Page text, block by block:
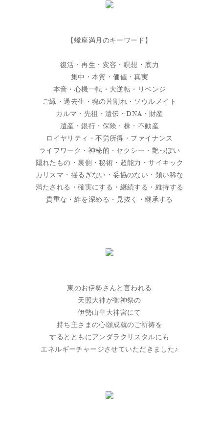
【蠍座満月のキーワード】
復活・再生・変容・瞑想・底力
集中・本質・価値・真実
本音・心機一転・大逆転・リベンジ
ご縁・過去生・魂の片割れ・ソウルメイト
カルマ・先祖・遺伝・DNA・財産
遺産・銀行・保険・株・不動産
ロイヤリティ・不労所得・ファイナンス
ライフワーク・神秘的・セクシー・艶っぽい
隠れたもの・裏側・秘術・超能力・サイキック
カリスマ・揺るぎない・妥協のない・類い稀な
満たされる・確実にする・継続する・維持する
貴重な・絆を深める・見抜く・継承する
東のお伊勢さんと言われる
天照大神が御神祭の
伊勢山皇大神宮にて
持ち主さまの心願成就のご祈祷を
するとともにアンダラクリスタルにも
エネルギーチャージさせていただきました♪